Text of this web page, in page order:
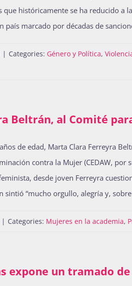
históricamente se ha reducido a
país marcado por décadas de
| Categories: Género y Política,
Beltrán, al Comité
de edad, Marta Clara Ferreyra
contra la Mujer (CEDAW,
desde joven Ferreyra
sintió “mucho orgullo, alegría y,
| Categories: Mujeres en la academia,
expone un tramado